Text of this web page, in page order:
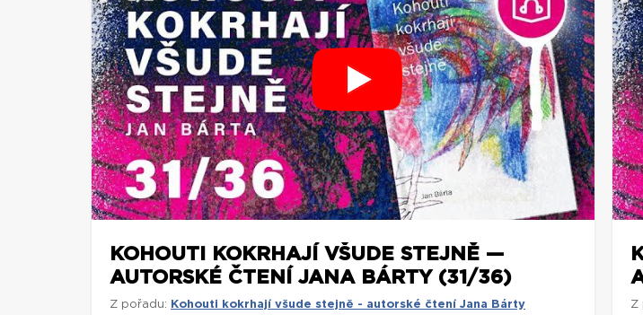
KOHOUTI KOKRHAJÍ VŠUDE STEJNĚ —
AUTORSKÉ ČTENÍ JANA BÁRTY (31/36)
Z pořadu: Kohouti kokrhají všude stejně - autorské čtení Jana Bárty Z